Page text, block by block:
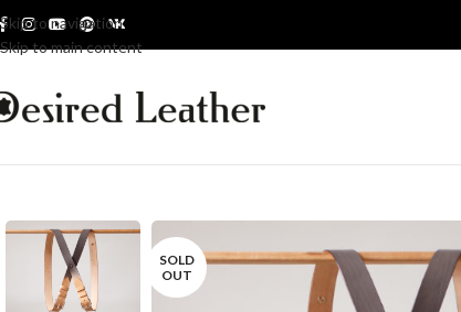
Skip to navigation
Skip to main content
SOLD
OUT